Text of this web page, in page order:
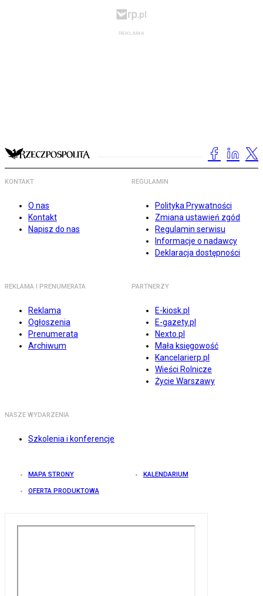
KONTAKT
O nas
Kontakt
Napisz do nas
REGULAMIN
Polityka Prywatności
Zmiana ustawień zgód
Regulamin serwisu
Informacje o nadawcy
Deklaracja dostępności
REKLAMA I PRENUMERATA
Reklama
Ogłoszenia
Prenumerata
Archiwum
PARTNERZY
E-kiosk.pl
E-gazety.pl
Nexto.pl
Mała księgowość
Kancelarierp.pl
Wieści Rolnicze
Życie Warszawy
NASZE WYDARZENIA
Szkolenia i konferencje
MAPA STRONY KALENDARIUM
OFERTA PRODUKTOWA